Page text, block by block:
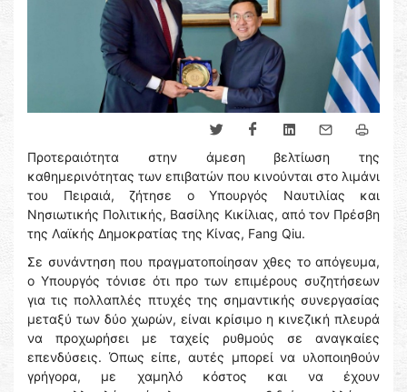
Προτεραιότητα στην άμεση βελτίωση της
καθημερινότητας των επιβατών που κινούνται στο λιμάνι
του Πειραιά, ζήτησε ο Υπουργός Ναυτιλίας και
Νησιωτικής Πολιτικής, Βασίλης Κικίλιας, από τον Πρέσβη
της Λαϊκής Δημοκρατίας της Κίνας, Fang Qiu.
Σε συνάντηση που πραγματοποίησαν χθες το απόγευμα,
ο Υπουργός τόνισε ότι προ των επιμέρους συζητήσεων
για τις πολλαπλές πτυχές της σημαντικής συνεργασίας
μεταξύ των δύο χωρών, είναι κρίσιμο η κινεζική πλευρά
να προχωρήσει με ταχείς ρυθμούς σε αναγκαίες
επενδύσεις. Όπως είπε, αυτές μπορεί να υλοποιηθούν
γρήγορα, με χαμηλό κόστος και να έχουν